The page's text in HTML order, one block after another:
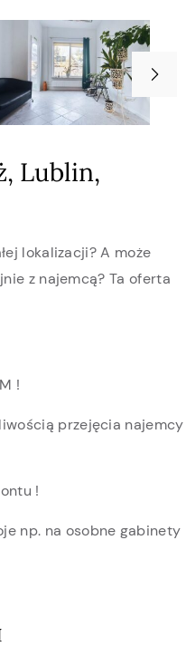
Lublin,
lokalizacji? A może
z najemcą? Ta oferta
!
przejęcia najemcy
!
np. na osobne gabinety